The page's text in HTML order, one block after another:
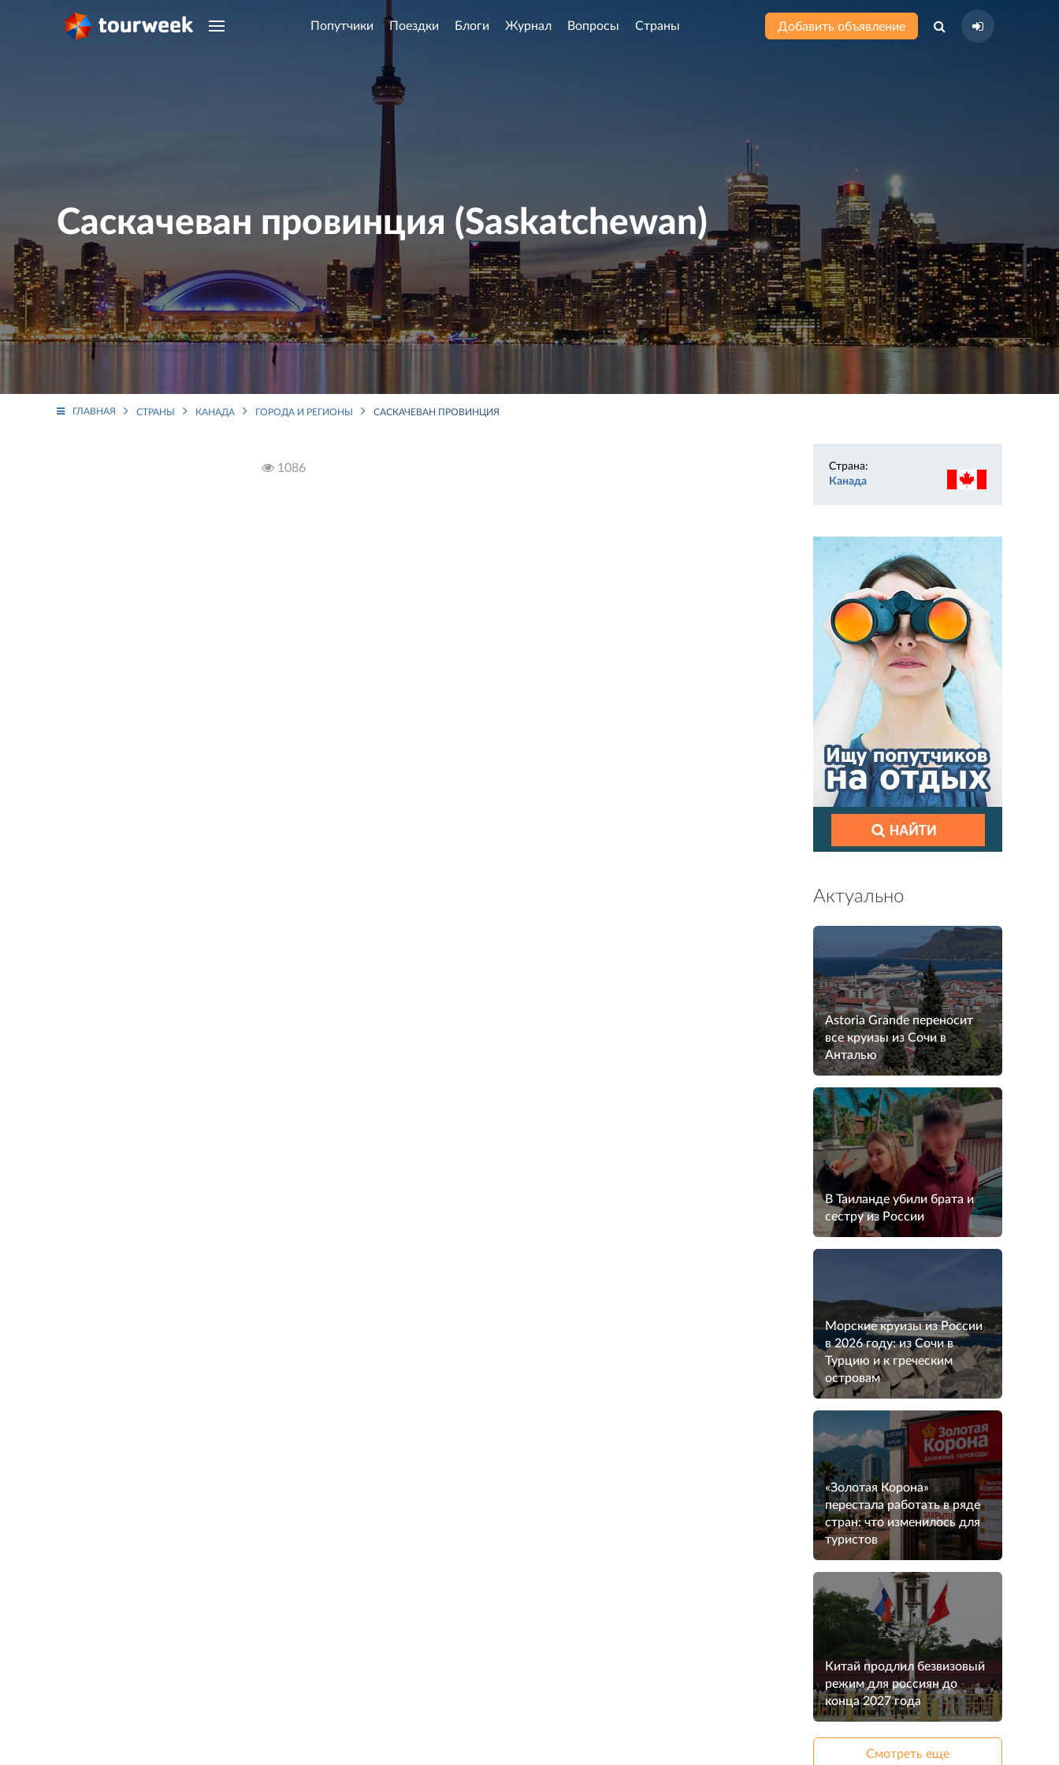
Попутчики Поездки Блоги Журнал Вопросы Страны Добавить объявление
Саскачеван провинция (Saskatchewan)
ГЛАВНАЯ СТРАНЫ КАНАДА ГОРОДА И РЕГИОНЫ САСКАЧЕВАН ПРОВИНЦИЯ
1086
Страна:
Канада
Актуально
Astoria Grande переносит
все круизы из Сочи в
Анталью
В Таиланде убили брата и
сестру из России
Морские круизы из России
в 2026 году: из Сочи в
Турцию и к греческим
островам
«Золотая Корона»
перестала работать в ряде
стран: что изменилось для
туристов
Китай продлил безвизовый
режим для россиян до
конца 2027 года
Смотреть еще